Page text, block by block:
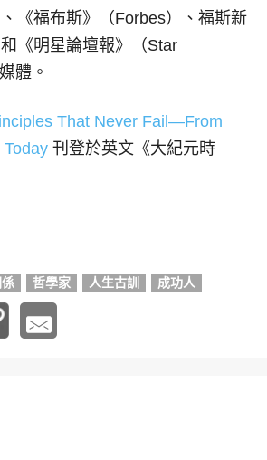
《福布斯》（Forbes）、福斯新
《明星論壇報》（Star
體。
That Never Fail—From
刊登於英文《大紀元時
哲學家 人生古訓 成功人